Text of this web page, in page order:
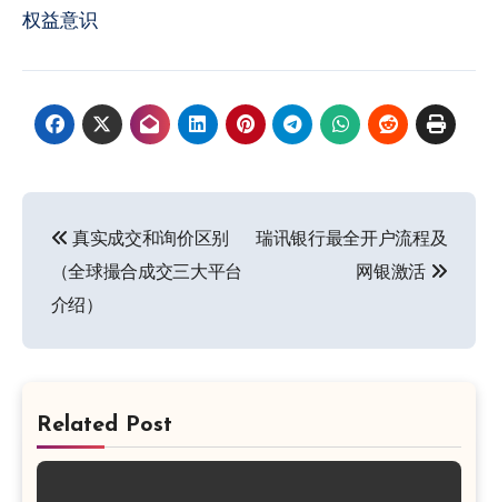
权益意识
导
航
真实成交和询价区别
（全球撮合成交三大平台
介绍）
瑞讯银行最全开户流程及
网银激活
Related Post